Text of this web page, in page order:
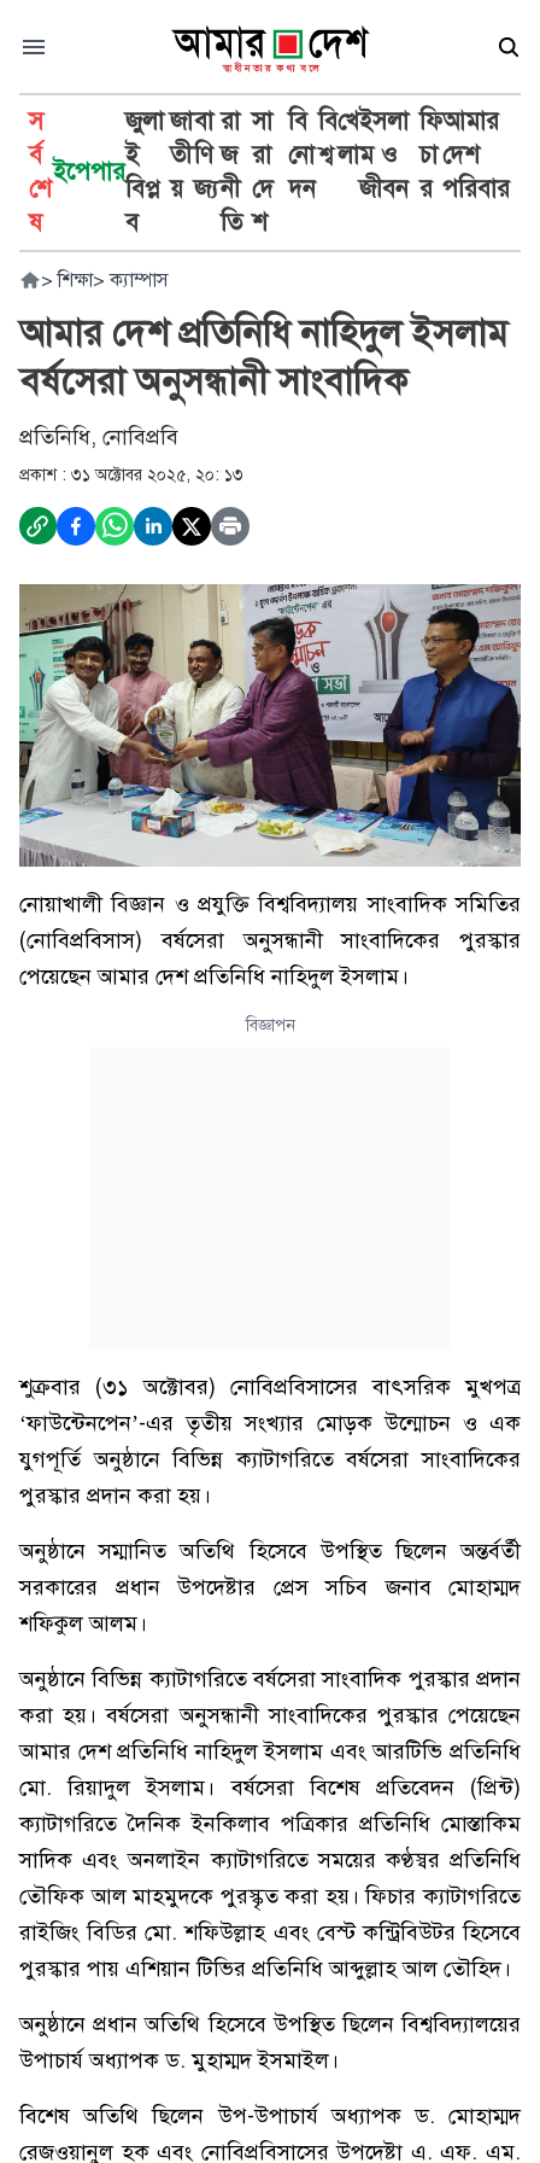
স
র্ব
শে
ষ
ইপেপার
জুলা
ই
বিপ্ল
ব
জা
তী
য়
বা
ণি
জ্য
রা
জ
নী
তি
সা
রা
দে
শ
বি
নো
দন
বি
শ্ব
খে
লা
ইসলা
ম ও
জীবন
ফি
চা
র
আমার
দেশ
পরিবার
> শিক্ষা> ক্যাম্পাস
আমার দেশ প্রতিনিধি নাহিদুল ইসলাম
বর্ষসেরা অনুসন্ধানী সাংবাদিক
প্রতিনিধি, নোবিপ্রবি
প্রকাশ : ৩১ অক্টোবর ২০২৫, ২০: ১৩
নোয়াখালী বিজ্ঞান ও প্রযুক্তি বিশ্ববিদ্যালয় সাংবাদিক সমিতির
(নোবিপ্রবিসাস) বর্ষসেরা অনুসন্ধানী সাংবাদিকের পুরস্কার
পেয়েছেন আমার দেশ প্রতিনিধি নাহিদুল ইসলাম।
বিজ্ঞাপন
শুক্রবার (৩১ অক্টোবর) নোবিপ্রবিসাসের বাৎসরিক মুখপত্র
‘ফাউন্টেনপেন’-এর তৃতীয় সংখ্যার মোড়ক উন্মোচন ও এক
যুগপূর্তি অনুষ্ঠানে বিভিন্ন ক্যাটাগরিতে বর্ষসেরা সাংবাদিকের
পুরস্কার প্রদান করা হয়।
অনুষ্ঠানে সম্মানিত অতিথি হিসেবে উপস্থিত ছিলেন অন্তর্বর্তী
সরকারের প্রধান উপদেষ্টার প্রেস সচিব জনাব মোহাম্মদ
শফিকুল আলম।
অনুষ্ঠানে বিভিন্ন ক্যাটাগরিতে বর্ষসেরা সাংবাদিক পুরস্কার প্রদান
করা হয়। বর্ষসেরা অনুসন্ধানী সাংবাদিকের পুরস্কার পেয়েছেন
আমার দেশ প্রতিনিধি নাহিদুল ইসলাম এবং আরটিভি প্রতিনিধি
মো. রিয়াদুল ইসলাম। বর্ষসেরা বিশেষ প্রতিবেদন (প্রিন্ট)
ক্যাটাগরিতে দৈনিক ইনকিলাব পত্রিকার প্রতিনিধি মোস্তাকিম
সাদিক এবং অনলাইন ক্যাটাগরিতে সময়ের কণ্ঠস্বর প্রতিনিধি
তৌফিক আল মাহমুদকে পুরস্কৃত করা হয়। ফিচার ক্যাটাগরিতে
রাইজিং বিডির মো. শফিউল্লাহ এবং বেস্ট কন্ট্রিবিউটর হিসেবে
পুরস্কার পায় এশিয়ান টিভির প্রতিনিধি আব্দুল্লাহ আল তৌহিদ।
অনুষ্ঠানে প্রধান অতিথি হিসেবে উপস্থিত ছিলেন বিশ্ববিদ্যালয়ের
উপাচার্য অধ্যাপক ড. মুহাম্মদ ইসমাইল।
বিশেষ অতিথি ছিলেন উপ-উপাচার্য অধ্যাপক ড. মোহাম্মদ
রেজওয়ানুল হক এবং নোবিপ্রবিসাসের উপদেষ্টা এ. এফ. এম.